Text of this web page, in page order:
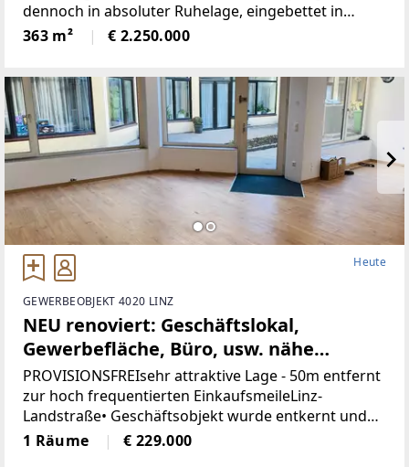
dennoch in absoluter Ruhelage, eingebettet in
wunderbare Natur.Die Liegenschaft bietet ein hohes
Maß an Privatsphäre, versprüht
363 m² € 2.250.000
Heute
GEWERBEOBJEKT 4020 LINZ
NEU renoviert: Geschäftslokal,
Gewerbefläche, Büro, usw. nähe
Landstrasse-Linz (Provisionsfrei)
PROVISIONSFREIsehr attraktive Lage - 50m entfernt
zur hoch frequentierten EinkaufsmeileLinz-
Landstraße• Geschäftsobjekt wurde entkernt und
generalsaniert• Klimatisiert (Klimaanlage)• neue
Böden, neue Heizkörper•
1 Räume € 229.000